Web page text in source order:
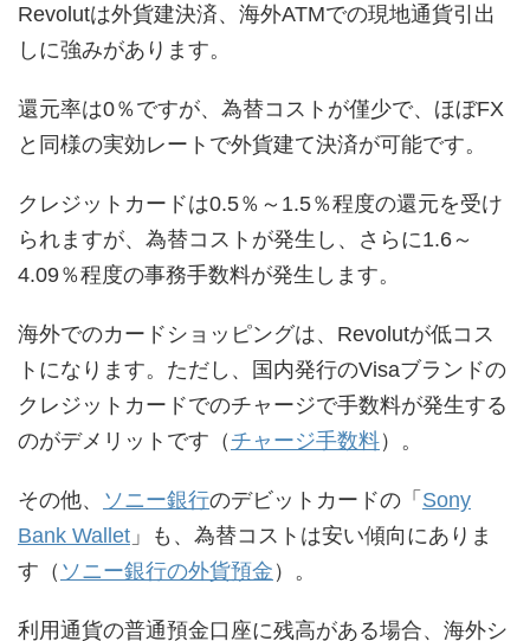
Revolutは外貨建決済、海外ATMでの現地通貨引出
しに強みがあります。
還元率は0％ですが、為替コストが僅少で、ほぼFX
と同様の実効レートで外貨建て決済が可能です。
クレジットカードは0.5％～1.5％程度の還元を受け
られますが、為替コストが発生し、さらに1.6～
4.09％程度の事務手数料が発生します。
海外でのカードショッピングは、Revolutが低コス
トになります。ただし、国内発行のVisaブランドの
クレジットカードでのチャージで手数料が発生する
のがデメリットです（ チャージ手数料）。
その他、 ソニー銀行のデビットカードの「 Sony
Bank Wallet 」も、為替コストは安い傾向にありま
す（ ソニー銀行の外貨預金 ）。
利用通貨の普通預金口座に残高がある場合、海外シ